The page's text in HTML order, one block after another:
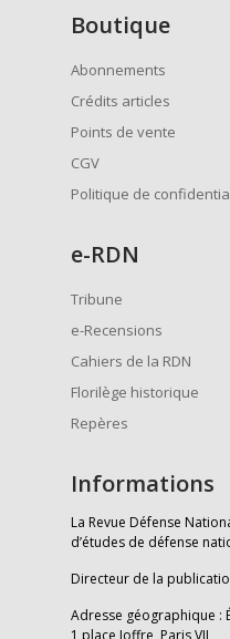
Boutique
Abonnements
Crédits articles
Points de vente
CGV
Politique de
e-RDN
Tribune
e-Recensions
Cahiers de la RDN
Florilège historique
Repères
Informations
La Revue Défense
d’études de défense
Directeur de la
Adresse géographique :